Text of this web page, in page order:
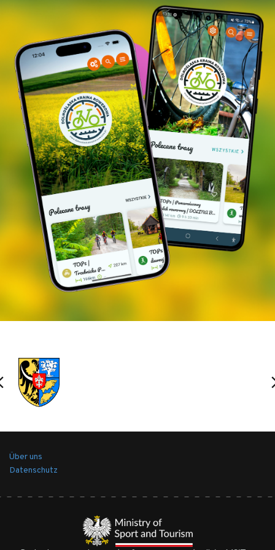
Rotmilan, ein weltweit vom Aussterben
bedrohter Greifvogel, haben hier ihre Nester.
Auf dem Gipfel des Hügels befindet sich ein
Jagdschloss in Form eines Turms, der
sogenannte Odyniec-Turm. Er wurde im Jahr
1850 von Rudolf von Salisch erbaut. Bis vor
kurzem war der Turm ein hervorragender
Aussichtspunkt über das Barycz-Tal; heute ist
das Denkmal in einem sehr schlechten
technischen Zustand und der Zugang zu ihm
ist verboten.
PARK IN POSTOLIN
- Der Park mit einer
Fläche von 5,20 Hektar wurde in den 1860er
Jahren von Graf Heinrich Rudolf von Salisch
angelegt, einem Einwohner von Postolin
(Postel), Dendrologen und Waldliebhaber,
In der Mitte befinden sich die Ruinen eines
befindet sich heute im Besitz der
Forstverwaltung Milicz. Im Jahr 2000 wurde
er in die Denkmalliste eingetragen. Der Park
krautigen Pflanzen, Bäumen und Sträuchern
ergeben, dass es fast 150 Arten von Stauden
Dendroflora, in der nur 41 Taxa die
einheimische Flora repräsentieren, macht den
Über uns
Datenschutz